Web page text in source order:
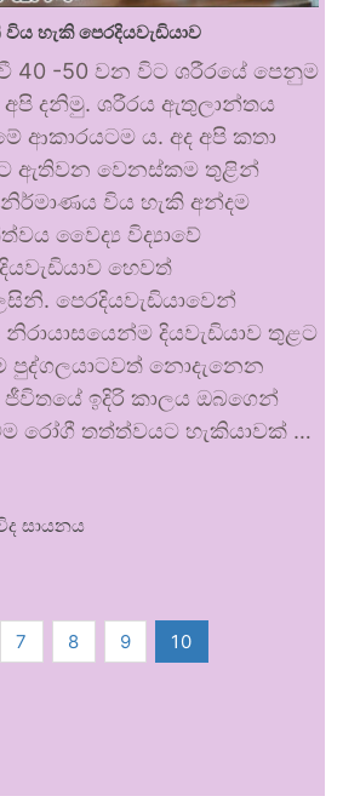
හැකි පෙරදියවැඩියාව
40 -50 වන විට ශරීරයේ පෙනුම
දනිමු. ශරීරය ඇතුලාන්තය
ආකාරයටම ය. අද අපි කතා
ඇතිවන වෙනස්කම තුළින්
විය හැකි අන්දම
වෛද්‍ය විද්‍යාවේ
හෙවත්
පෙරදියවැඩියාවෙන්
දියවැඩියාව තුළට
නොදැනෙන
ඉදිරි කාලය ඔබගෙන්
රෝගී තත්ත්වයට හැකියාවක් …
සායනය
7 8 9 10